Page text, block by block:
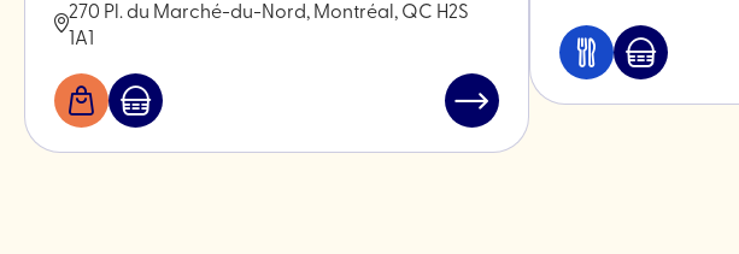
270 Pl. du Marché-du-Nord, Montréal, QC H2S
1A1
BoutiquesMarché
Lire
l'article
MangerMarché